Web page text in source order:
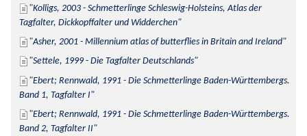
Kolligs, 2003 - Schmetterlinge Schleswig-Holsteins, Atlas der
Tagfalter, Dickkopffalter und Widderchen
Asher, 2001 - Millennium atlas of butterflies in Britain and Ireland
Settele, 1999 - Die Tagfalter Deutschlands
Ebert; Rennwald, 1991 - Die Schmetterlinge Baden-Württembergs.
Band 1, Tagfalter I
Ebert; Rennwald, 1991 - Die Schmetterlinge Baden-Württembergs.
Band 2, Tagfalter II